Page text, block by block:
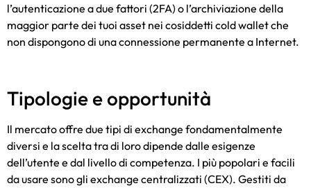
l’autenticazione a due fattori (2FA) o l’archiviazione della
maggior parte dei tuoi asset nei cosiddetti cold wallet che
non dispongono di una connessione permanente a Internet.
Tipologie e opportunità
Il mercato offre due tipi di exchange fondamentalmente
diversi e la scelta tra di loro dipende dalle esigenze
dell’utente e dal livello di competenza. I più popolari e facili
da usare sono gli exchange centralizzati (CEX). Gestiti da